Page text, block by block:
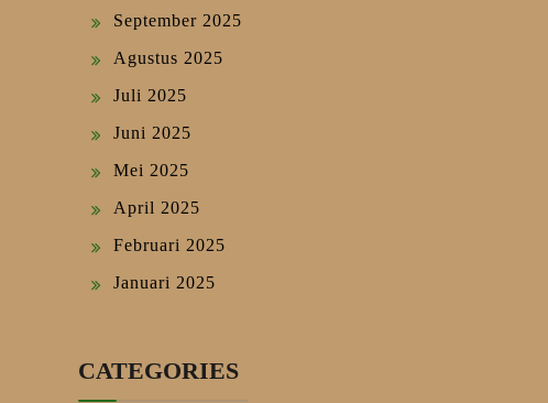
September 2025
Agustus 2025
Juli 2025
Juni 2025
Mei 2025
April 2025
Februari 2025
Januari 2025
CATEGORIES